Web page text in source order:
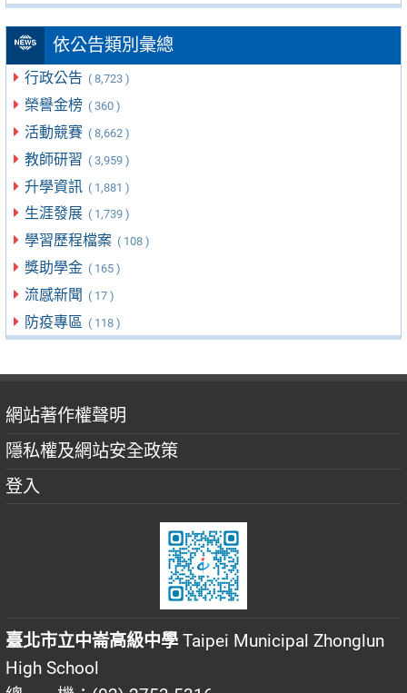
依公告類別彙總
行政公告 ( 8,723 )
榮譽金榜 ( 360 )
活動競賽 ( 8,662 )
教師研習 ( 3,959 )
升學資訊 ( 1,881 )
生涯發展 ( 1,739 )
學習歷程檔案 ( 108 )
獎助學金 ( 165 )
流感新聞 ( 17 )
防疫專區 ( 118 )
網站著作權聲明
隱私權及網站安全政策
登入
臺北市立中崙高級中學 Taipei Municipal Zhonglun
High School